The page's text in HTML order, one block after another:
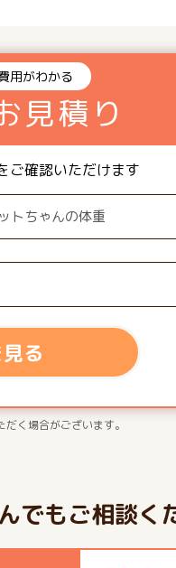
用がわかる
見積り
ご確認いただけます
る
く場合がございます。
でもご相談く